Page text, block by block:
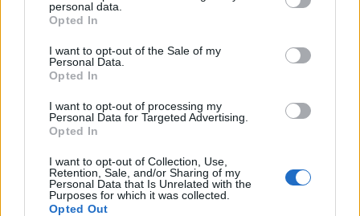
personal data.
Opted In
I want to opt-out of the Sale of my
Personal Data.
Opted In
I want to opt-out of processing my
Personal Data for Targeted Advertising.
Opted In
I want to opt-out of Collection, Use,
Retention, Sale, and/or Sharing of my
Personal Data that Is Unrelated with the
Purposes for which it was collected.
Opted Out